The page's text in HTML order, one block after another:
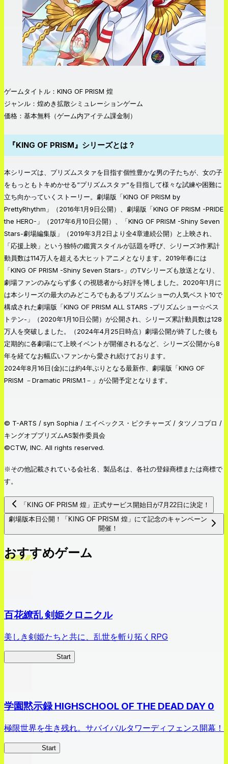
ゲームタイトル：KING OF PRISM 煌
ジャンル：煌めき拡散シミュレーションゲーム
価格：基本無料（ゲーム内アイテム課金制）
『KING OF PRISM』シリーズとは？
本シリーズは、プリズムスタァを目指す個性豊かな男の子たちが、女の子
をもっともトキめかせる“プリズムスタァ”を目指して様々な試練や困難に
立ち向かっていくストーリー。劇場版「KING OF PRISM by
PrettyRhythm」（2016年1月9日公開）、劇場版「KING OF PRISM -PRIDE
the HERO-」（2017年6月10日公開）、「KING OF PRISM -Shiny Seven
Stars-劇場編集版」（2019年3月2日より全4章連続公開）と上映され、
「応援上映」という独特の鑑賞スタイルが話題を呼び、シリーズ3作累計
動員数は114万人を超える大ヒットアニメとなります。2019年春には
「KING OF PRISM -Shiny Seven Stars-」のTVシリーズも放送となり、
劇場ファンのみならず多くの視聴者から好評を博しました。2020年1月に
は本シリーズの最大のみどころでもあるプリズムショーの人気ベスト10で
構成された劇場版「KING OF PRISM ALL STARS -プリズムショー☆ベス
トテン-」（2020年1月10日公開）が公開され、シリーズ累計動員数は128
万人を突破しました。（2024年4月25日時点）劇場公開が終了した後も
定期的に各劇場にて上映イベントが開催されるなど、シリーズ公開から8
年を経てなお幅広いファンから愛され続けております。
2024年8月16日(金)には約4年ぶりとなる最新作、劇場版「KING OF
PRISM －Dramatic PRISM.1－」が公開予定となります。
© T-ARTS / syn Sophia / エイベックス・ピクチャーズ / タツノコプロ /
キングオブプリズムAS製作委員会
©CTW, INC. All rights reserved.
※その他記載されている会社名、製品名は、各社の登録商標または商標で
す。
「KING OF PRISM 煌」正式サービス開始日が7月22日に決定！
劇場版本日公開！「KING OF PRISM 煌」にて記念のキャンペーン
開催！
おすすめゲーム
百花繚乱 剣姫クロニクル
美しき剣姫たちと共に、乱世を斬り拓くRPG
Start
学園黙示録 HIGHSCHOOL OF THE DEAD DAY 0
極限世界を生き残れ。サバイバルタワーディフェンス開幕！
Start